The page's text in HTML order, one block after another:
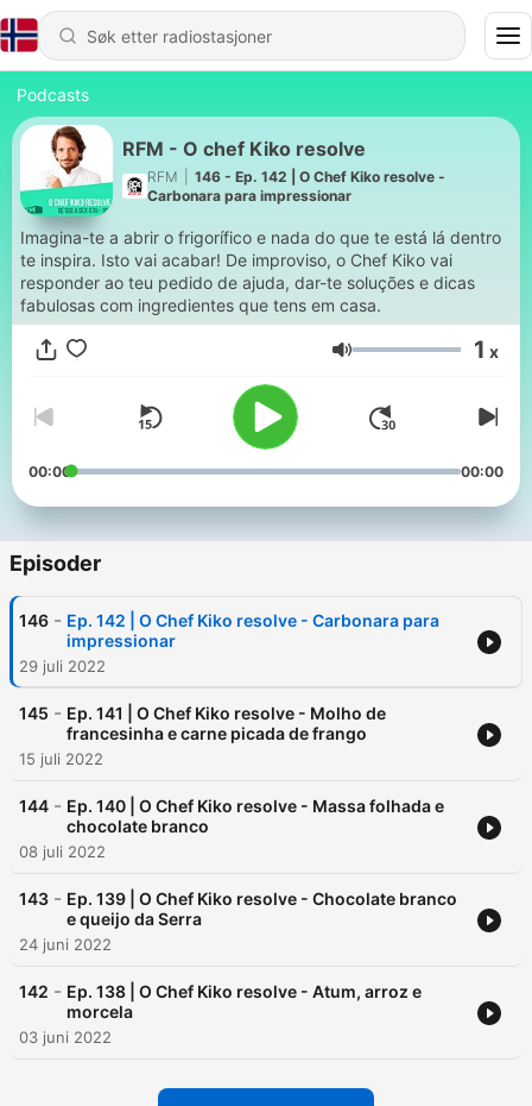
Podcasts
RFM - O chef Kiko resolve
RFM
146 - Ep. 142 | O Chef Kiko resolve -
Carbonara para impressionar
Imagina-te a abrir o frigorífico e nada do que te está lá dentro
te inspira. Isto vai acabar! De improviso, o Chef Kiko vai
responder ao teu pedido de ajuda, dar-te soluções e dicas
fabulosas com ingredientes que tens em casa.
Volum 1 x
00:00 00:00
Episoder
146 - Ep. 142 | O Chef Kiko resolve - Carbonara para
impressionar
29 juli 2022
145 - Ep. 141 | O Chef Kiko resolve - Molho de
francesinha e carne picada de frango
15 juli 2022
144 - Ep. 140 | O Chef Kiko resolve - Massa folhada e
chocolate branco
08 juli 2022
143 - Ep. 139 | O Chef Kiko resolve - Chocolate branco
e queijo da Serra
24 juni 2022
142 - Ep. 138 | O Chef Kiko resolve - Atum, arroz e
morcela
03 juni 2022